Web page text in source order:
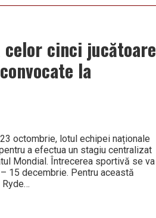
celor cinci jucătoare
la
octombrie, lotul echipei naționale
a efectua un stagiu centralizat
Mondial. Întrecerea sportivă se va
15 decembrie. Pentru această